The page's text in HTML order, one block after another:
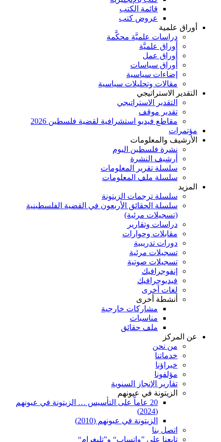
قائمة الكتب
عروض كتب
أوراق علمية
دراسات علميَّة محكَّمة
أوراق علميَّة
أوراق عمل
أوراق سياسات
إضاءات سياسية
مقالات وتحليلات سياسية
التقدير الاستراتيجي
التقدير الاستراتيجي
تقدير موقف
مقاطع فيديو استشرافية لقضية فلسطين 2026
مؤتمرات
الأرشيف والمعلومات
نشرة فلسطين اليوم
أرشيف النشرة
سلسلة تقرير المعلومات
سلسلة ملف المعلومات
المزيد
سلسلة ترجمات الزيتونة
سلسلة الحقائق الأربعون في القضية الفلسطينية
(تسجيلات مرئية)
دراسات وتقارير
مقابلات وحوارات
دورات تدريبية
تسجيلات مرئية
تسجيلات صوتية
إنفوجرافيك
فيديوجرافيك
لغات أخرى
أنشطة أخرى
مشاركات خارجية
مناسبات
ملف حقائق
عن المركز
من نحن
خدماتنا
خبراؤنا
مؤلفونا
تقارير الإنجاز السنوية
الزيتونة في عيونهم
20 عاماً على التأسيس … الزيتونة في عيونهم
(2024)
الزيتونة في عيونهم (2010)
اتصل بنا
تابعنا على ”واتساب“ و”تليغرام“